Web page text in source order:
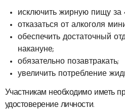
исключить жирную пищу за
отказаться от алкоголя
обеспечить достаточный
накануне;
обязательно позавтракать;
увеличить потребление
Участникам необходимо иметь
удостоверение личности.